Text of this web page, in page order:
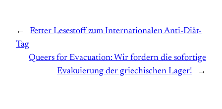
←
Fetter Lesestoff zum Internationalen Anti-Diät-
Tag
Queers for Evacuation: Wir fordern die sofortige
Evakuierung der griechischen Lager!
→